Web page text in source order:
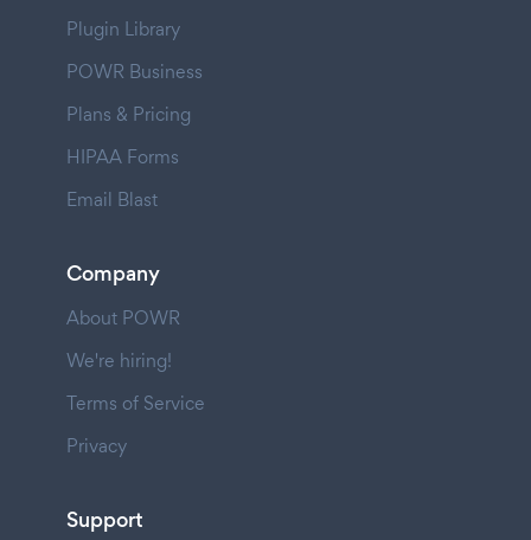
Plugin Library
POWR Business
Plans & Pricing
HIPAA Forms
Email Blast
Company
About POWR
We're hiring!
Terms of Service
Privacy
Support